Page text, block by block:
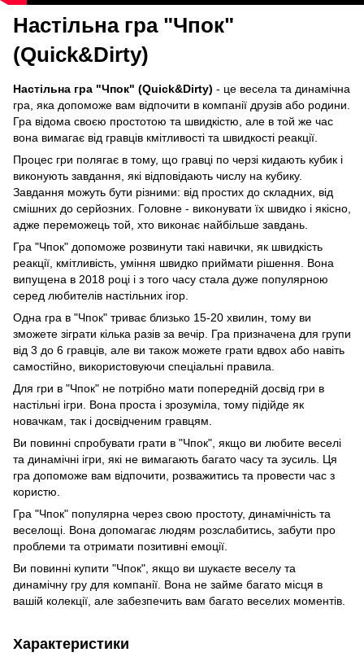
Настільна гра "Чпок"
(Quick&Dirty)
Настільна гра "Чпок" (Quick&Dirty) - це весела та динамічна
гра, яка допоможе вам відпочити в компанії друзів або родини.
Гра відома своєю простотою та швидкістю, але в той же час
вона вимагає від гравців кмітливості та швидкості реакції.
Процес гри полягає в тому, що гравці по черзі кидають кубик і
виконують завдання, які відповідають числу на кубику.
Завдання можуть бути різними: від простих до складних, від
смішних до серйозних. Головне - виконувати їх швидко і якісно,
адже переможець той, хто виконає найбільше завдань.
Гра "Чпок" допоможе розвинути такі навички, як швидкість
реакції, кмітливість, уміння швидко приймати рішення. Вона
випущена в 2018 році і з того часу стала дуже популярною
серед любителів настільних ігор.
Одна гра в "Чпок" триває близько 15-20 хвилин, тому ви
зможете зіграти кілька разів за вечір. Гра призначена для групи
від 3 до 6 гравців, але ви також можете грати вдвох або навіть
самостійно, використовуючи спеціальні правила.
Для гри в "Чпок" не потрібно мати попередній досвід гри в
настільні ігри. Вона проста і зрозуміла, тому підійде як
новачкам, так і досвідченим гравцям.
Ви повинні спробувати грати в "Чпок", якщо ви любите веселі
та динамічні ігри, які не вимагають багато часу та зусиль. Ця
гра допоможе вам відпочити, розважитись та провести час з
користю.
Гра "Чпок" популярна через свою простоту, динамічність та
веселощі. Вона допомагає людям розслабитись, забути про
проблеми та отримати позитивні емоції.
Ви повинні купити "Чпок", якщо ви шукаєте веселу та
динамічну гру для компанії. Вона не займе багато місця в
вашій колекції, але забезпечить вам багато веселих моментів.
Характеристики